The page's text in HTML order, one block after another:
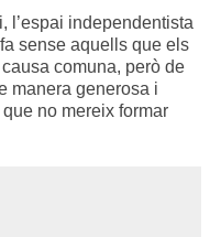
l’espai independentista
sense aquells que els
comuna, però de
manera generosa i
no mereix formar